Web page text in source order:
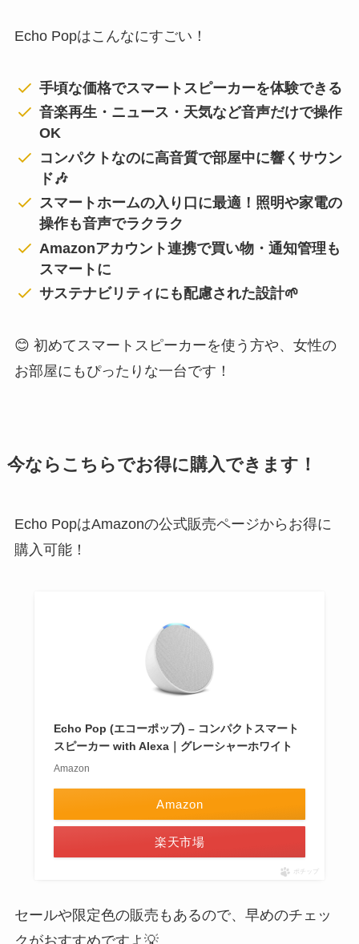
Echo Popはこんなにすごい！
手頃な価格でスマートスピーカーを体験できる
音楽再生・ニュース・天気など音声だけで操作
OK
コンパクトなのに高音質で部屋中に響くサウン
ド🎶
スマートホームの入り口に最適！照明や家電の
操作も音声でラクラク
Amazonアカウント連携で買い物・通知管理も
スマートに
サステナビリティにも配慮された設計🌱
😊 初めてスマートスピーカーを使う方や、女性の
お部屋にもぴったりな一台です！
今ならこちらでお得に購入できます！
Echo PopはAmazonの公式販売ページからお得に
購入可能！
Echo Pop (エコーポップ) – コンパクトスマート
スピーカー with Alexa｜グレーシャーホワイト
Amazon
Amazon
楽天市場
ポチップ
セールや限定色の販売もあるので、早めのチェッ
クがおすすめですよ💡